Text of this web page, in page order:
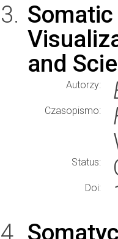
and
Autorzy:
Czasopismo:
Status:
Doi: